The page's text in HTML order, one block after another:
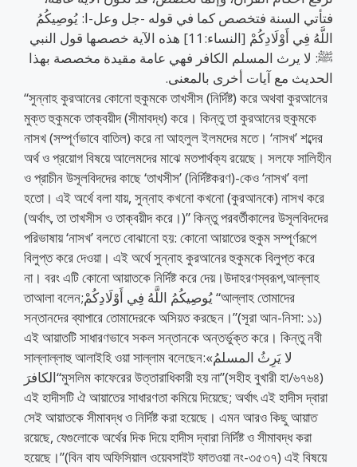
فتأتي السنة فتخصص كما في قوله -جل وعل-ا: يُوصِيكُمُ
اللَّهُ فِي أَوْلَادِكُمْ [النساء:11] هذه الآية خصصها قول النبي
ﷺ: لا يرث المسلم الكافر فهي عامة مقيدة مخصصة بهذا
الحديث مع آيات أخرى بالمعنى.
“সুন্নাহ কুরআনের কোনো হুকুমকে তাখসীস (নির্দিষ্ট) করে অথবা কুরআনের
মুক্ত হুকুমকে তাক্বয়ীদ (সীমাবদ্ধ) করে। কিন্তু তা কুরআনের হুকুমকে
নাসখ (সম্পূর্ণভাবে বাতিল) করে না আহলুল ইলমদের মতে। ‘নাসখ’ শব্দের
অর্থ ও প্রয়োগ বিষয়ে আলেমদের মাঝে মতপার্থক্য রয়েছে। সলফে সালিহীন
ও প্রাচীন উসূলবিদদের কাছে ‘তাখসীস’ (নির্দিষ্টকরণ)-কেও ‘নাসখ’ বলা
হতো। এই অর্থে বলা যায়, সুন্নাহ কখনো কখনো (কুরআনকে) নাসখ করে
(অর্থাৎ, তা তাখসীস ও তাক্বয়ীদ করে।)” কিন্তু পরবর্তীকালের উসূলবিদদের
পরিভাষায় ‘নাসখ’ বলতে বোঝানো হয়: কোনো আয়াতের হুকুম সম্পূর্ণরূপে
বিলুপ্ত করে দেওয়া। এই অর্থে সুন্নাহ কুরআনের হুকুমকে বিলুপ্ত করে
না। বরং এটি কোনো আয়াতকে নির্দিষ্ট করে দেয়।উদাহরণস্বরূপ,আল্লাহ
তাআলা বলেন;يُوصِيكُمُ اللَّهُ فِي أَوْلَادِكُمْ “আল্লাহ তোমাদের
সন্তানদের ব্যাপারে তোমাদেরকে অসিয়ত করছেন।”(সূরা আন-নিসা: ১১)
এই আয়াতটি সাধারণভাবে সকল সন্তানকে অন্তর্ভুক্ত করে। কিন্তু নবী
সাল্লাল্লাহু আলাইহি ওয়া সাল্লাম বলেছেন:«لا يَرِثُ المسلمُ
الكافرَ“মুসলিম কাফেরের উত্তারাধিকারী হয় না”(সহীহ বুখারী হা/৬৭৬৪)
এই হাদীসটি ঐ আয়াতের সাধারণতা কমিয়ে দিয়েছে; অর্থাৎ এই হাদীস দ্বারা
সেই আয়াতকে সীমাবদ্ধ ও নির্দিষ্ট করা হয়েছে। এমন আরও কিছু আয়াত
রয়েছে, যেগুলোকে অর্থের দিক দিয়ে হাদীস দ্বারা নির্দিষ্ট ও সীমাবদ্ধ করা
হয়েছে।”(বিন বায অফিসিয়াল ওয়েবসাইট ফাতওয়া নং-৩৫৩৭) এই বিষয়ে